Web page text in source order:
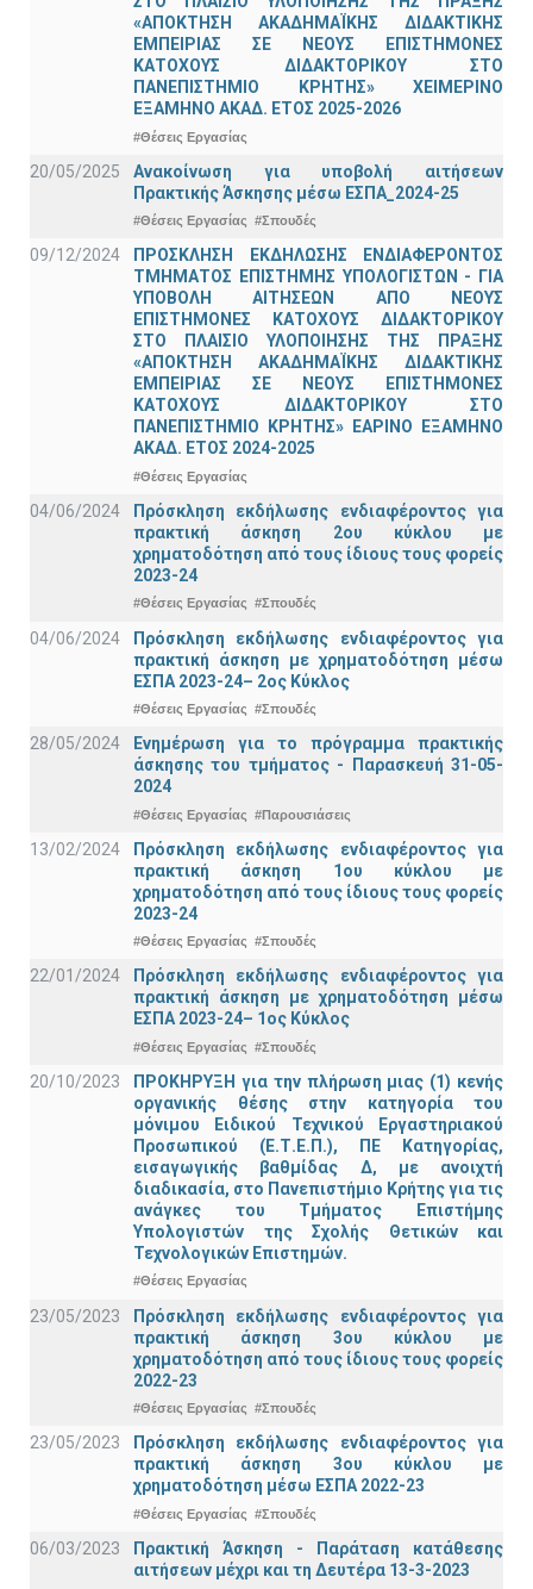
«ΑΠΟΚΤΗΣΗ ΑΚΑΔΗΜΑΪΚΗΣ ΔΙΔΑΚΤΙΚΗΣ
ΕΜΠΕΙΡΙΑΣ ΣΕ ΝΕΟΥΣ ΕΠΙΣΤΗΜΟΝΕΣ
ΚΑΤΟΧΟΥΣ ΔΙΔΑΚΤΟΡΙΚΟΥ ΣΤΟ
ΠΑΝΕΠΙΣΤΗΜΙΟ ΚΡΗΤΗΣ» ΧΕΙΜΕΡΙΝΟ
ΕΞΑΜΗΝΟ ΑΚΑΔ. ΕΤΟΣ 2025-2026
#Θέσεις Εργασίας
20/05/2025
Ανακοίνωση για υποβολή αιτήσεων
Πρακτικής Άσκησης μέσω ΕΣΠΑ_2024-25
#Θέσεις Εργασίας #Σπουδές
09/12/2024
ΠΡΟΣΚΛΗΣΗ ΕΚΔΗΛΩΣΗΣ ΕΝΔΙΑΦΕΡΟΝΤΟΣ
ΤΜΗΜΑΤΟΣ ΕΠΙΣΤΗΜΗΣ ΥΠΟΛΟΓΙΣΤΩΝ - ΓΙΑ
ΥΠΟΒΟΛΗ ΑΙΤΗΣΕΩΝ ΑΠΟ ΝΕΟΥΣ
ΕΠΙΣΤΗΜΟΝΕΣ ΚΑΤΟΧΟΥΣ ΔΙΔΑΚΤΟΡΙΚΟΥ
ΣΤΟ ΠΛΑΙΣΙΟ ΥΛΟΠΟΙΗΣΗΣ ΤΗΣ ΠΡΑΞΗΣ
«ΑΠΟΚΤΗΣΗ ΑΚΑΔΗΜΑΪΚΗΣ ΔΙΔΑΚΤΙΚΗΣ
ΕΜΠΕΙΡΙΑΣ ΣΕ ΝΕΟΥΣ ΕΠΙΣΤΗΜΟΝΕΣ
ΚΑΤΟΧΟΥΣ ΔΙΔΑΚΤΟΡΙΚΟΥ ΣΤΟ
ΠΑΝΕΠΙΣΤΗΜΙΟ ΚΡΗΤΗΣ» ΕΑΡΙΝΟ ΕΞΑΜΗΝΟ
ΑΚΑΔ. ΕΤΟΣ 2024-2025
#Θέσεις Εργασίας
04/06/2024
Πρόσκληση εκδήλωσης ενδιαφέροντος για
πρακτική άσκηση 2ου κύκλου με
χρηματοδότηση από τους ίδιους τους φορείς
2023-24
#Θέσεις Εργασίας #Σπουδές
04/06/2024
Πρόσκληση εκδήλωσης ενδιαφέροντος για
πρακτική άσκηση με χρηματοδότηση μέσω
ΕΣΠΑ 2023-24– 2ος Κύκλος
#Θέσεις Εργασίας #Σπουδές
28/05/2024
Ενημέρωση για το πρόγραμμα πρακτικής
άσκησης του τμήματος - Παρασκευή 31-05-
2024
#Θέσεις Εργασίας #Παρουσιάσεις
13/02/2024
Πρόσκληση εκδήλωσης ενδιαφέροντος για
πρακτική άσκηση 1ου κύκλου με
χρηματοδότηση από τους ίδιους τους φορείς
2023-24
#Θέσεις Εργασίας #Σπουδές
22/01/2024
Πρόσκληση εκδήλωσης ενδιαφέροντος για
πρακτική άσκηση με χρηματοδότηση μέσω
ΕΣΠΑ 2023-24– 1ος Κύκλος
#Θέσεις Εργασίας #Σπουδές
20/10/2023
ΠΡΟΚΗΡΥΞΗ για την πλήρωση μιας (1) κενής
οργανικής θέσης στην κατηγορία του
μόνιμου Ειδικού Τεχνικού Εργαστηριακού
Προσωπικού (Ε.Τ.Ε.Π.), ΠΕ Κατηγορίας,
εισαγωγικής βαθμίδας Δ, με ανοιχτή
διαδικασία, στο Πανεπιστήμιο Κρήτης για τις
ανάγκες του Τμήματος Επιστήμης
Υπολογιστών της Σχολής Θετικών και
Τεχνολογικών Επιστημών.
#Θέσεις Εργασίας
23/05/2023
Πρόσκληση εκδήλωσης ενδιαφέροντος για
πρακτική άσκηση 3ου κύκλου με
χρηματοδότηση από τους ίδιους τους φορείς
2022-23
#Θέσεις Εργασίας #Σπουδές
23/05/2023
Πρόσκληση εκδήλωσης ενδιαφέροντος για
πρακτική άσκηση 3ου κύκλου με
χρηματοδότηση μέσω ΕΣΠΑ 2022-23
#Θέσεις Εργασίας #Σπουδές
06/03/2023
Πρακτική Άσκηση - Παράταση κατάθεσης
αιτήσεων μέχρι και τη Δευτέρα 13-3-2023